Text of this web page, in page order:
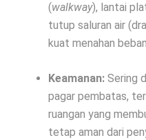
(walkway), lantai
tutup saluran air
kuat menahan
Keamanan: Sering
pagar pembatas,
ruangan yang
tetap aman dari